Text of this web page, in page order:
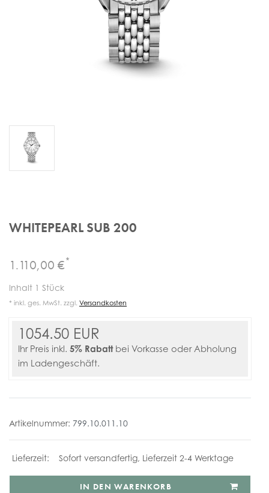
WHITEPEARL SUB 200
1.110,00 €*
Inhalt 1 Stück
* inkl. ges. MwSt. zzgl. Versandkosten
1054.50 EUR
Ihr Preis inkl. 5% Rabattbei Vorkasse oder Abholung
im Ladengeschäft.
Artikelnummer: 799.10.011.10
Sofort versandfertig, Lieferzeit 2-4 Werktage
IN DEN WARENKORB